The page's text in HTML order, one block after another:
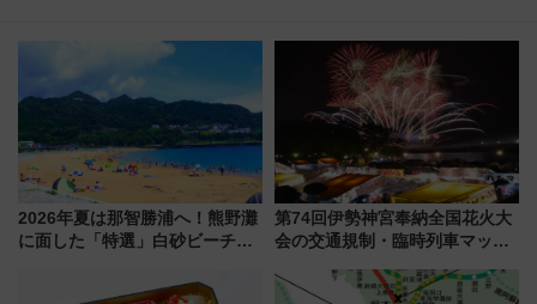
2026年夏は那智勝浦へ！熊野灘
に面した「特選」白砂ビーチは
会」は8月11日開催！
第74回伊勢神宮奉納全国花火大
会の交通規制・臨時列車マッ
セス